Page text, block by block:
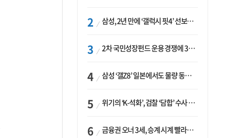
삼성, 2년 만에 ‘갤럭시 핏4’ 선보이나…웨어러블 생태계 확장 ‘시동’
2차 국민성장펀드 운용 경쟁에 33개사 몰렸다…신한·하나 등 새 얼굴 대거 합류
삼성 ‘갤Z8’ 일본에서도 물량 동났다…애플 참전 앞두고 선두 수성 ‘시험대’
위기의 ‘K-석화’, 검찰 ‘담합’ 수사 착수…“LG·한화·롯데 등 7개 업체, 8개 제품 가격 담합”
금융권 오너 3세, 승계 시계 빨라지나…한국투자 ‘속도’·미래에셋·메리츠는 ‘거리두기’